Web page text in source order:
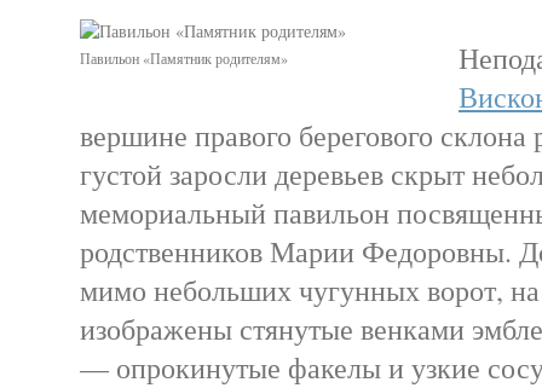
Павильон «Памятник родителям»
вершине правого берегового
густой заросли деревьев скрыт
мемориальный павильон
родственников Марии Федоровны.
мимо небольших чугунных ворот,
изображены стянутые венками
— опрокинутые факелы и узкие